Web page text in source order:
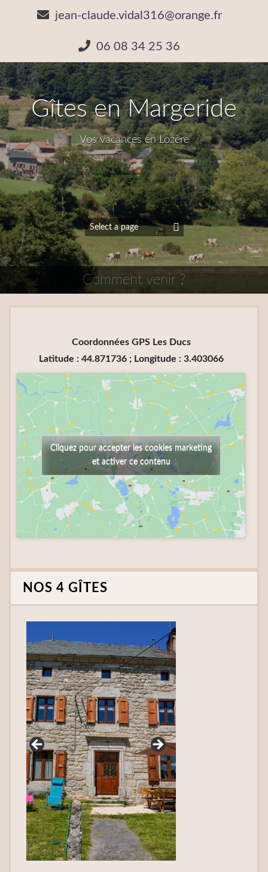
jean-claude.vidal316@orange.fr
06 08 34 25 36
Gîtes en Margeride
Vos vacances en Lozère
Comment venir ?
Coordonnées GPS Les Ducs
Latitude : 44.871736 ; Longitude : 3.403066
Cliquez pour accepter les cookies marketing
et activer ce contenu
NOS 4 GÎTES